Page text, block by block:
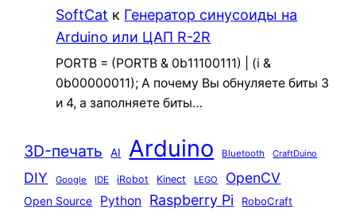
SoftCat к Генератор синусоиды на
Arduino или ЦАП R-2R
PORTB = (PORTB & 0b11100111) | (i &
0b00000011); А почему Вы обнуляете биты 3
и 4, а заполняете биты…
3D-печать AI Arduino Bluetooth CraftDuino
DIY Google IDE iRobot Kinect LEGO OpenCV
Open Source Python Raspberry Pi RoboCraft